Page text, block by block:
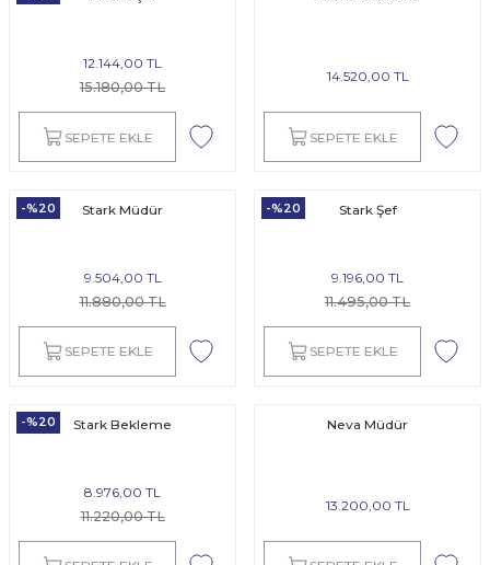
12.144,00 TL
15.180,00 TL
SEPETE EKLE
14.520,00 TL
SEPETE EKLE
-%20 Stark Müdür
9.504,00 TL
11.880,00 TL
SEPETE EKLE
-%20 Stark Şef
9.196,00 TL
11.495,00 TL
SEPETE EKLE
-%20 Stark Bekleme
8.976,00 TL
11.220,00 TL
Neva Müdür
13.200,00 TL